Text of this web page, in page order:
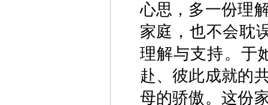
心思，多一份理
家庭，也不会耽
理解与支持。于
赴、彼此成就的
母的骄傲。这份